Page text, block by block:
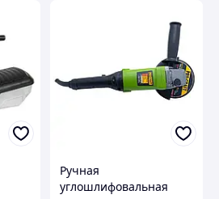
Ручная
углошлифовальная